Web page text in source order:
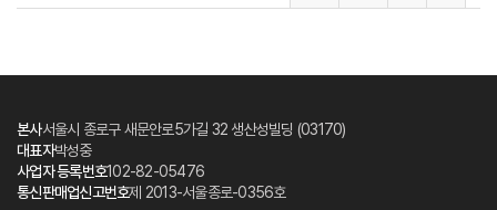
본사서울시 종로구 새문안로5가길 32 생산성빌딩 (03170)
대표자박성중
사업자 등록번호102-82-05476
통신판매업신고번호제 2013-서울종로-0356호